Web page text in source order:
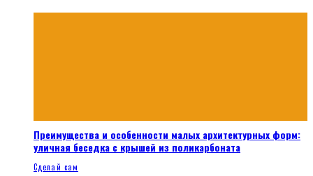
Преимущества и особенности малых архитектурных форм:
уличная беседка с крышей из поликарбоната
Сделай сам